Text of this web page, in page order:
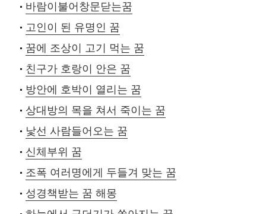
바람이불어창문닫는꿈
고인이 된 유명인 꿈
꿈에 조상이 고기 먹는 꿈
친구가 호랑이 안은 꿈
방안에 호박이 열리는 꿈
상대방의 목을 쳐서 죽이는 꿈
낯선 사람들어오는 꿈
신체부위 꿈
조폭 여러명에게 두들겨 맞는 꿈
성경책받는 꿈 해몽